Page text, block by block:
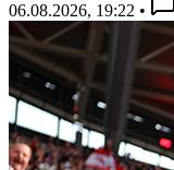
06.08.2026, 19:22 •